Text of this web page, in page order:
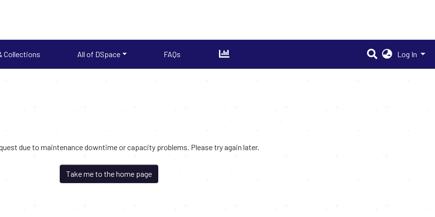
Collections All of DSpace FAQs Log In
due to maintenance downtime or capacity problems. Please try again later.
Take me to the home page